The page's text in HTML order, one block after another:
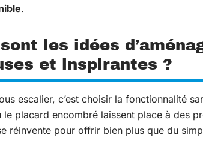
.
les idées
et inspirantes ?
escalier, c’est choisir la fonctionnalité
placard encombré laissent place à des
réinvente pour offrir bien plus que du